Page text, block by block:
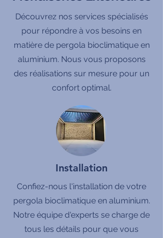
Découvrez nos services spécialisés
pour répondre à vos besoins en
matière de pergola bioclimatique en
aluminium. Nous vous proposons
des réalisations sur mesure pour un
confort optimal.
Installation
Confiez-nous l'installation de votre
pergola bioclimatique en aluminium.
Notre équipe d'experts se charge de
tous les détails pour que vous